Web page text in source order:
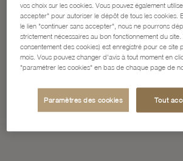
vos choix sur les cookies. Vous pouvez également
accepter" pour autoriser le dépôt de tous les cookies.
le lien "continuer sans accepter", nous ne pourrons
strictement nécessaires au bon fonctionnement du
consentement des cookies) est enregistré pour ce site
mois. Vous pouvez changer d'avis à tout moment en
"paramétrer les cookies" en bas de chaque page de
Paramètres des cookies Tout